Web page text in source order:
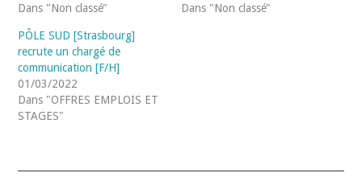
Dans "Non classé"
Dans "Non classé"
PÔLE SUD [Strasbourg]
recrute un chargé de
communication [F/H]
01/03/2022
Dans "OFFRES EMPLOIS ET
STAGES"